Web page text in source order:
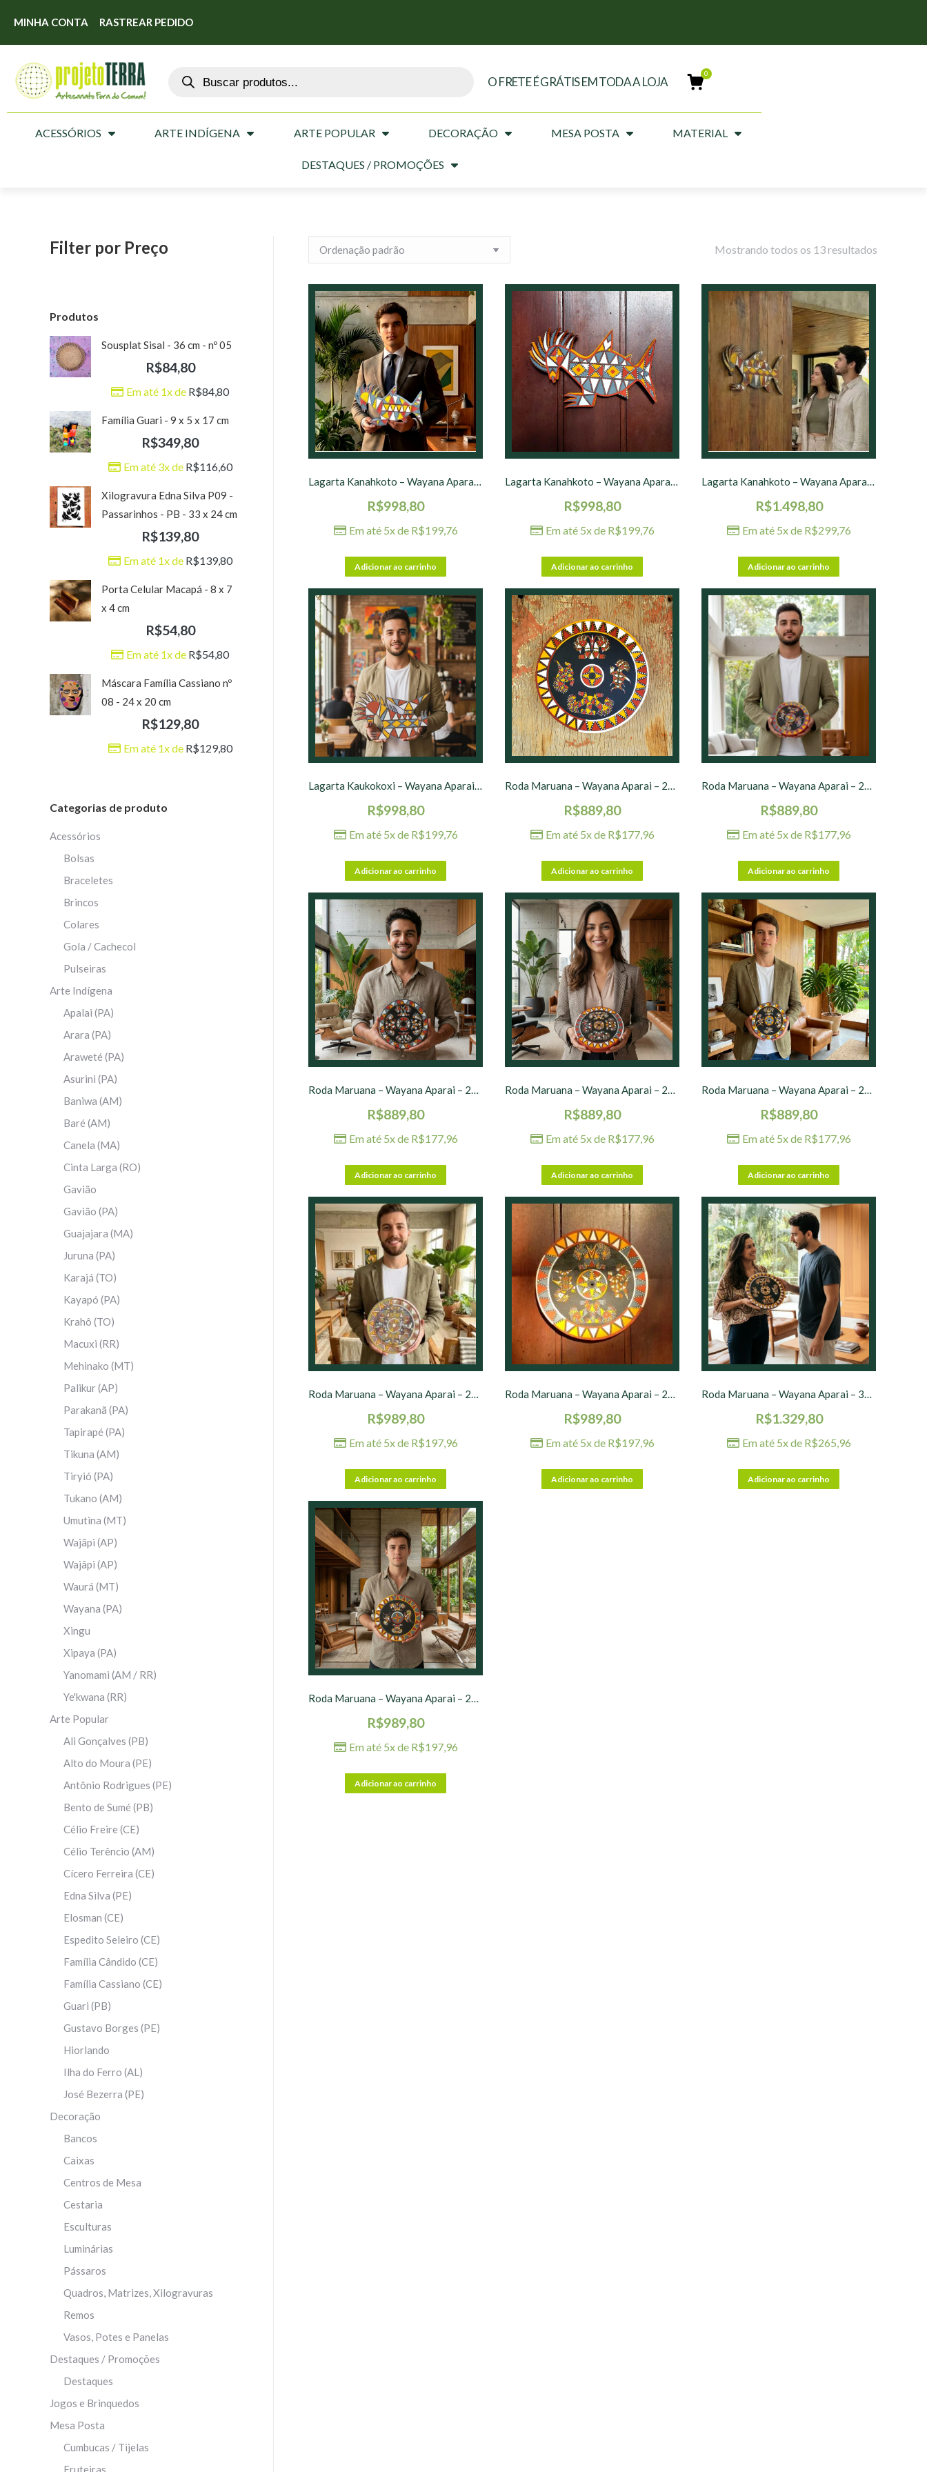
MINHA CONTA RASTREAR PEDIDO
O FRETE É GRÁTIS EM TODA A LOJA
ACESSÓRIOS ARTE INDÍGENA ARTE POPULAR DECORAÇÃO MESA POSTA MATERIAL
DESTAQUES / PROMOÇÕES
Mostrando todos os 13 resultados
Lagarta Kanahkoto – Wayana Aparai – 30 x 20 x 3 cm – nº 01
R$998,80
Em até 5x de R$199,76
Adicionar ao carrinho
Lagarta Kanahkoto – Wayana Aparai – 30 x 20 x 3 cm – nº 02
R$998,80
Em até 5x de R$199,76
Adicionar ao carrinho
Lagarta Kanahkoto – Wayana Aparai – 58 x 30 cm
R$1.498,80
Em até 5x de R$299,76
Adicionar ao carrinho
Lagarta Kaukokoxi – Wayana Aparai – 34 x 22 x 3 cm – nº 01
R$998,80
Em até 5x de R$199,76
Adicionar ao carrinho
Roda Maruana – Wayana Aparai – 20 cm – nº 02
R$889,80
Em até 5x de R$177,96
Adicionar ao carrinho
Roda Maruana – Wayana Aparai – 20 cm – nº 03
R$889,80
Em até 5x de R$177,96
Adicionar ao carrinho
Roda Maruana – Wayana Aparai – 20 cm – nº 04
R$889,80
Em até 5x de R$177,96
Adicionar ao carrinho
Roda Maruana – Wayana Aparai – 20 cm – nº 06
R$889,80
Em até 5x de R$177,96
Adicionar ao carrinho
Roda Maruana – Wayana Aparai – 20 cm – nº 07
R$889,80
Em até 5x de R$177,96
Adicionar ao carrinho
Roda Maruana – Wayana Aparai – 25 cm – nº 02
R$989,80
Em até 5x de R$197,96
Adicionar ao carrinho
Roda Maruana – Wayana Aparai – 25 cm – nº 03
R$989,80
Em até 5x de R$197,96
Adicionar ao carrinho
Roda Maruana – Wayana Aparai – 30 cm – nº 02
R$1.329,80
Em até 5x de R$265,96
Adicionar ao carrinho
Roda Maruana – Wayana Aparai – 25 cm – nº 01
R$989,80
Em até 5x de R$197,96
Adicionar ao carrinho
Filter por Preço
Produtos
Sousplat Sisal - 36 cm - nº 05
R$84,80
Em até 1x de R$84,80
Família Guari - 9 x 5 x 17 cm
R$349,80
Em até 3x de R$116,60
Xilogravura Edna Silva P09 -
Passarinhos - PB - 33 x 24 cm
R$139,80
Em até 1x de R$139,80
Porta Celular Macapá - 8 x 7
x 4 cm
R$54,80
Em até 1x de R$54,80
Máscara Família Cassiano nº
08 - 24 x 20 cm
R$129,80
Em até 1x de R$129,80
Categorias de produto
Acessórios
Bolsas
Braceletes
Brincos
Colares
Gola / Cachecol
Pulseiras
Arte Indígena
Apalai (PA)
Arara (PA)
Araweté (PA)
Asurini (PA)
Baniwa (AM)
Baré (AM)
Canela (MA)
Cinta Larga (RO)
Gavião
Gavião (PA)
Guajajara (MA)
Juruna (PA)
Karajá (TO)
Kayapó (PA)
Krahô (TO)
Macuxi (RR)
Mehinako (MT)
Palikur (AP)
Parakanã (PA)
Tapirapé (PA)
Tikuna (AM)
Tiryió (PA)
Tukano (AM)
Umutina (MT)
Wajãpi (AP)
Wajâpi (AP)
Waurá (MT)
Wayana (PA)
Xingu
Xipaya (PA)
Yanomami (AM / RR)
Ye'kwana (RR)
Arte Popular
Ali Gonçalves (PB)
Alto do Moura (PE)
Antônio Rodrigues (PE)
Bento de Sumé (PB)
Célio Freire (CE)
Célio Terêncio (AM)
Cícero Ferreira (CE)
Edna Silva (PE)
Elosman (CE)
Espedito Seleiro (CE)
Família Cândido (CE)
Família Cassiano (CE)
Guari (PB)
Gustavo Borges (PE)
Hiorlando
Ilha do Ferro (AL)
José Bezerra (PE)
Decoração
Bancos
Caixas
Centros de Mesa
Cestaria
Esculturas
Luminárias
Pássaros
Quadros, Matrizes, Xilogravuras
Remos
Vasos, Potes e Panelas
Destaques / Promoções
Destaques
Jogos e Brinquedos
Mesa Posta
Cumbucas / Tijelas